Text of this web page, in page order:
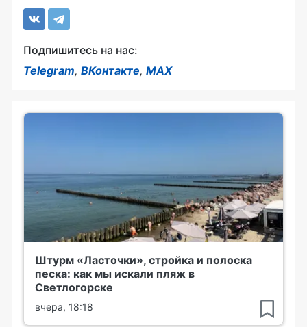
Подпишитесь на нас:
Telegram, ВКонтакте, MAX
Штурм «Ласточки», стройка и полоска
песка: как мы искали пляж в
Светлогорске
вчера, 18:18